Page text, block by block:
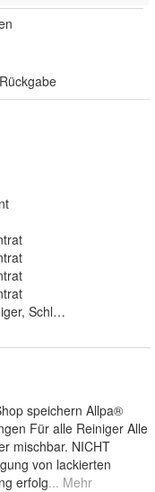
speichern Allpa®
Für alle Reiniger Alle
mischbar. NICHT
von lackierten
erfolg... Mehr